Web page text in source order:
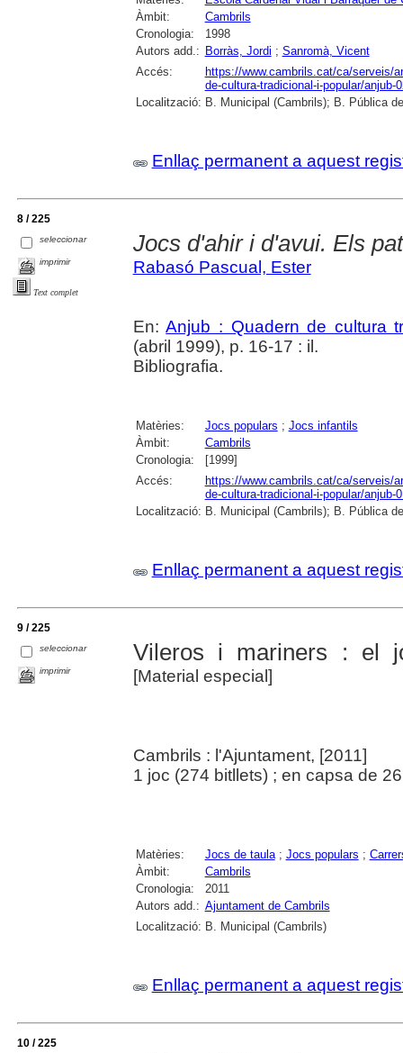
Àmbit:
Cambrils
Cronologia:
1998
Autors add.: Borràs, Jordi ; Sanromà, Vicent
Accés:
https://www.cambrils.cat/ca/serveis/
de-cultura-tradicional-i-popular/anjub-
Localització: B. Municipal (Cambrils); B. Pública
Enllaç permanent a aquest
8 / 225
seleccionar
imprimir
Text complet
Jocs d'ahir i d'avui. Els
Rabasó Pascual, Ester
En:Anjub : Quadern de cultura
(abril 1999), p. 16-17 : il.
Bibliografia.
Matèries: Jocs populars ; Jocs infantils
Àmbit:
Cambrils
Cronologia:
[1999]
Accés:
https://www.cambrils.cat/ca/serveis/
de-cultura-tradicional-i-popular/anjub-
Localització: B. Municipal (Cambrils); B. Pública
Enllaç permanent a aquest
9 / 225
seleccionar
imprimir
Vileros i mariners : el
[Material especial]
Cambrils : l'Ajuntament, [2011]
1 joc (274 bitllets) ; en capsa de
Matèries: Jocs de taula; Jocs populars ;
Àmbit:
Cambrils
Cronologia:
2011
Autors add.: Ajuntament de Cambrils
Localització: B. Municipal (Cambrils)
Enllaç permanent a aquest
10 / 225